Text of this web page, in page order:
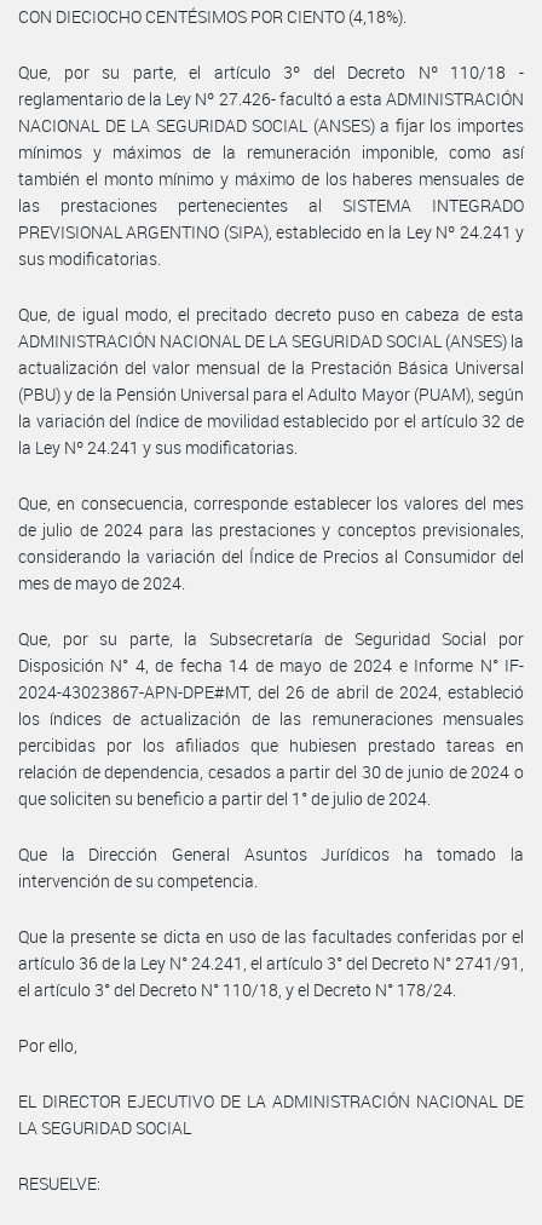
CON DIECIOCHO CENTÉSIMOS POR CIENTO (4,18%).
Que, por su parte, el artículo 3º del Decreto Nº 110/18 -
reglamentario de la Ley Nº 27.426- facultó a esta ADMINISTRACIÓN
NACIONAL DE LA SEGURIDAD SOCIAL (ANSES) a fijar los importes
mínimos y máximos de la remuneración imponible, como así
también el monto mínimo y máximo de los haberes mensuales de
las prestaciones pertenecientes al SISTEMA INTEGRADO
PREVISIONAL ARGENTINO (SIPA), establecido en la Ley Nº 24.241 y
sus modificatorias.
Que, de igual modo, el precitado decreto puso en cabeza de esta
ADMINISTRACIÓN NACIONAL DE LA SEGURIDAD SOCIAL (ANSES) la
actualización del valor mensual de la Prestación Básica Universal
(PBU) y de la Pensión Universal para el Adulto Mayor (PUAM), según
la variación del índice de movilidad establecido por el artículo 32 de
la Ley Nº 24.241 y sus modificatorias.
Que, en consecuencia, corresponde establecer los valores del mes
de julio de 2024 para las prestaciones y conceptos previsionales,
considerando la variación del Índice de Precios al Consumidor del
mes de mayo de 2024.
Que, por su parte, la Subsecretaría de Seguridad Social por
Disposición N° 4, de fecha 14 de mayo de 2024 e Informe N° IF-
2024-43023867-APN-DPE#MT, del 26 de abril de 2024, estableció
los índices de actualización de las remuneraciones mensuales
percibidas por los afiliados que hubiesen prestado tareas en
relación de dependencia, cesados a partir del 30 de junio de 2024 o
que soliciten su beneficio a partir del 1° de julio de 2024.
Que la Dirección General Asuntos Jurídicos ha tomado la
intervención de su competencia.
Que la presente se dicta en uso de las facultades conferidas por el
artículo 36 de la Ley N° 24.241, el artículo 3° del Decreto N° 2741/91,
el artículo 3° del Decreto N° 110/18, y el Decreto N° 178/24.
Por ello,
EL DIRECTOR EJECUTIVO DE LA ADMINISTRACIÓN NACIONAL DE
LA SEGURIDAD SOCIAL
RESUELVE: